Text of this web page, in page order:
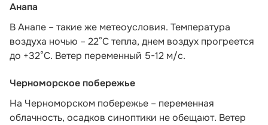
Анапа
В Анапе – такие же метеоусловия. Температура
воздуха ночью – 22°C тепла, днем воздух прогреется
до +32°C. Ветер переменный 5-12 м/с.
Черноморское побережье
На Черноморском побережье – переменная
облачность, осадков синоптики не обещают. Ветер